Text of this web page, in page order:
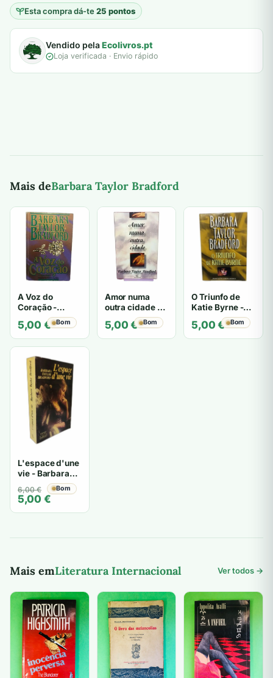
Esta compra dá-te25 pontos
Vendido pelaEcolivros.pt
Loja verificada · Envio rápido
Mais deBarbara Taylor Bradford
A Voz do
Coração -
Barbara Taylor
Bradford
5,00 € Bom
Amor numa
outra cidade -
Barbara Taylor
Bradford
5,00€ Bom
O Triunfo de
Katie Byrne -
Barbara Taylor
Bradford
5,00€ Bom
L'espace d'une
vie - Barbara
Taylor Bradford
6,00€
O
preço
original
6,00 €.
5,00 €
O
preço
atual
5,00 €.
Bom
Mais emLiteratura Internacional Ver todos →